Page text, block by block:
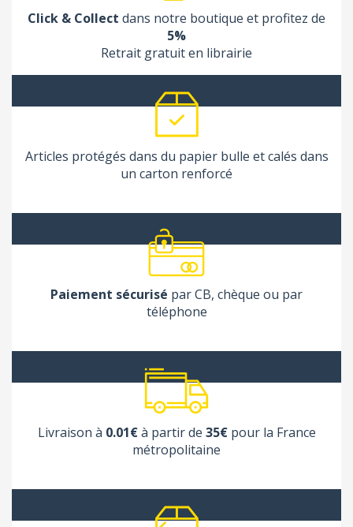
Click & Collect dans notre boutique et profitez de
5%
Retrait gratuit en librairie
Articles protégés dans du papier bulle et calés dans
un carton renforcé
Paiement sécurisé par CB, chèque ou par
téléphone
Livraison à 0.01€à partir de 35€pour la France
métropolitaine